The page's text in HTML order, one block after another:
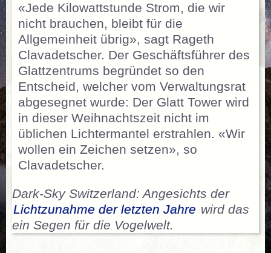
«Jede Kilowattstunde Strom, die wir
nicht brauchen, bleibt für die
Allgemeinheit übrig», sagt Rageth
Clavadetscher. Der Geschäftsführer des
Glattzentrums begründet so den
Entscheid, welcher vom Verwaltungsrat
abgesegnet wurde: Der Glatt Tower wird
in dieser Weihnachtszeit nicht im
üblichen Lichtermantel erstrahlen. «Wir
wollen ein Zeichen setzen», so
Clavadetscher.
Dark-Sky Switzerland: Angesichts der
Lichtzunahme der letzten Jahre wird das
ein Segen für die Vogelwelt.